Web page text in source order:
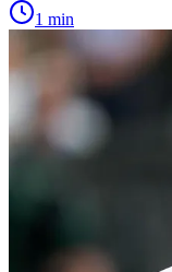
1 min